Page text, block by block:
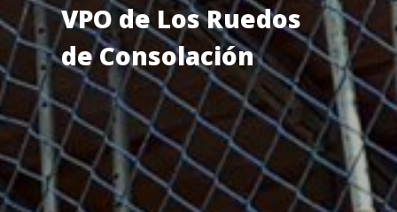
VPO de Los Ruedos
de Consolación